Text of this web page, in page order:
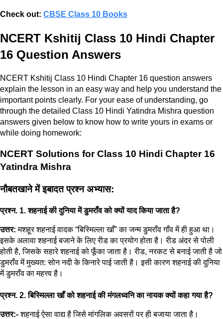
Check out: CBSE Class 10 Books
NCERT Kshitij Class 10 Hindi Chapter
16 Question Answers
NCERT Kshitij Class 10 Hindi Chapter 16 question answers
explain the lesson in an easy way and help you understand the
important points clearly. For your ease of understanding, go
through the detailed Class 10 Hindi Yatindra Mishra question
answers given below to know how to write yours in exams or
while doing homework:
NCERT Solutions for Class 10 Hindi Chapter 16
Yatindra Mishra
नौबतखाने में इबादत प्रश्न अभ्यास:
प्रश्न. 1. शहनाई की दुनिया में डुमराँव को क्यों याद किया जाता है?
उत्तर: मशहूर शहनाई वादक “बिस्मिल्ला खाँ” का जन्म डुमराँव गाँव में ही हुआ था।
इसके अलावा शहनाई बजाने के लिए रीड का प्रयोग होता है। रीड अंदर से पोली
होती है, जिसके सहारे शहनाई को फूँका जाता है। रीड, नरकट से बनाई जाती है जो
डुमराँव में मुख्यत: सोन नदी के किनारे पाई जाती है। इसी कारण शहनाई की दुनिया
में डुमराँव का महत्त्व है।
प्रश्न. 2. बिस्मिल्ला खाँ को शहनाई की मंगलध्वनि का नायक क्यों कहा गया है?
उत्तर:-शहनाई ऐसा वाद्य है जिसे मांगलिक अवसरों पर ही बजाया जाता है।